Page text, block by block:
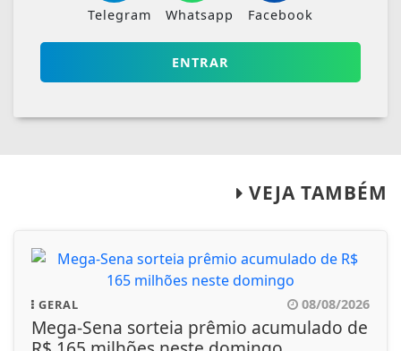
Telegram Whatsapp Facebook
ENTRAR
VEJA TAMBÉM
GERAL 08/08/2026
Mega-Sena sorteia prêmio acumulado de